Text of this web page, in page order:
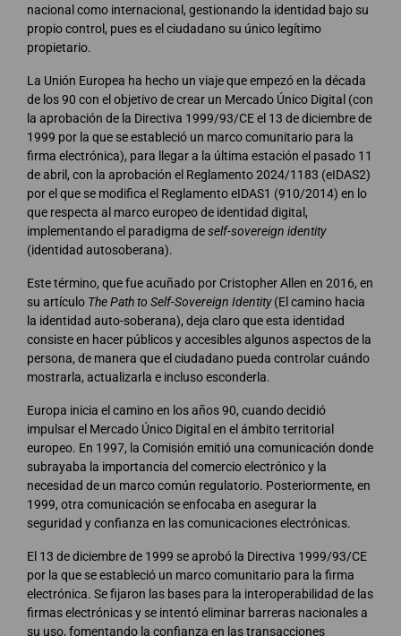
nacional como internacional, gestionando la identidad bajo su
propio control, pues es el ciudadano su único legítimo
propietario.
La Unión Europea ha hecho un viaje que empezó en la década
de los 90 con el objetivo de crear un Mercado Único Digital (con
la aprobación de la Directiva 1999/93/CE el 13 de diciembre de
1999 por la que se estableció un marco comunitario para la
firma electrónica), para llegar a la última estación el pasado 11
de abril, con la aprobación el Reglamento 2024/1183 (eIDAS2)
por el que se modifica el Reglamento eIDAS1 (910/2014) en lo
que respecta al marco europeo de identidad digital,
implementando el paradigma deself-sovereign identity
(identidad autosoberana).
Este término, que fue acuñado por Cristopher Allen en 2016, en
su artículo The Path to Self-Sovereign Identity(El camino hacia
la identidad auto-soberana), deja claro que esta identidad
consiste en hacer públicos y accesibles algunos aspectos de la
persona, de manera que el ciudadano pueda controlar cuándo
mostrarla, actualizarla e incluso esconderla.
Europa inicia el camino en los años 90, cuando decidió
impulsar el Mercado Único Digital en el ámbito territorial
europeo. En 1997, la Comisión emitió una comunicación donde
subrayaba la importancia del comercio electrónico y la
necesidad de un marco común regulatorio. Posteriormente, en
1999, otra comunicación se enfocaba en asegurar la
seguridad y confianza en las comunicaciones electrónicas.
El 13 de diciembre de 1999 se aprobó la Directiva 1999/93/CE
por la que se estableció un marco comunitario para la firma
electrónica. Se fijaron las bases para la interoperabilidad de las
firmas electrónicas y se intentó eliminar barreras nacionales a
su uso, fomentando la confianza en las transacciones